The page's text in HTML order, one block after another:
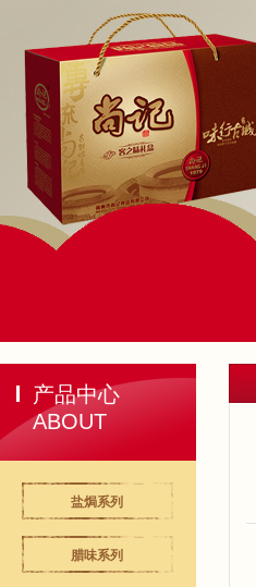
产品中心
ABOUT
盐焗系列
腊味系列